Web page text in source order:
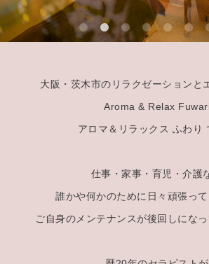
大阪・茨木市のリラクゼーションと
Aroma & Relax
アロマ＆リラックス ふわり
仕事・家事・育児・介護
誰かや何かのために日々頑張っ
ご自身のメンテナンスが後回しにな